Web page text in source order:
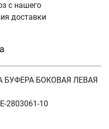
с нашего
доставки
БУФЕРА БОКОВАЯ ЛЕВАЯ
2803061-10